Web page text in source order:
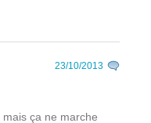
23/10/2013
ça ne marche